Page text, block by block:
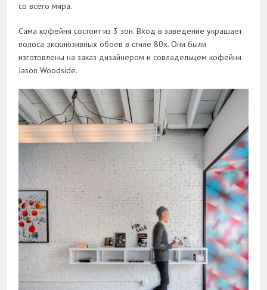
со всего мира.
Сама кофейня состоит из 3 зон. Вход в заведение украшает
полоса эксклюзивных обоев в стиле 80х. Они были
изготовлены на заказ дизайнером и совладельцем кофейни
Jason Woodside.